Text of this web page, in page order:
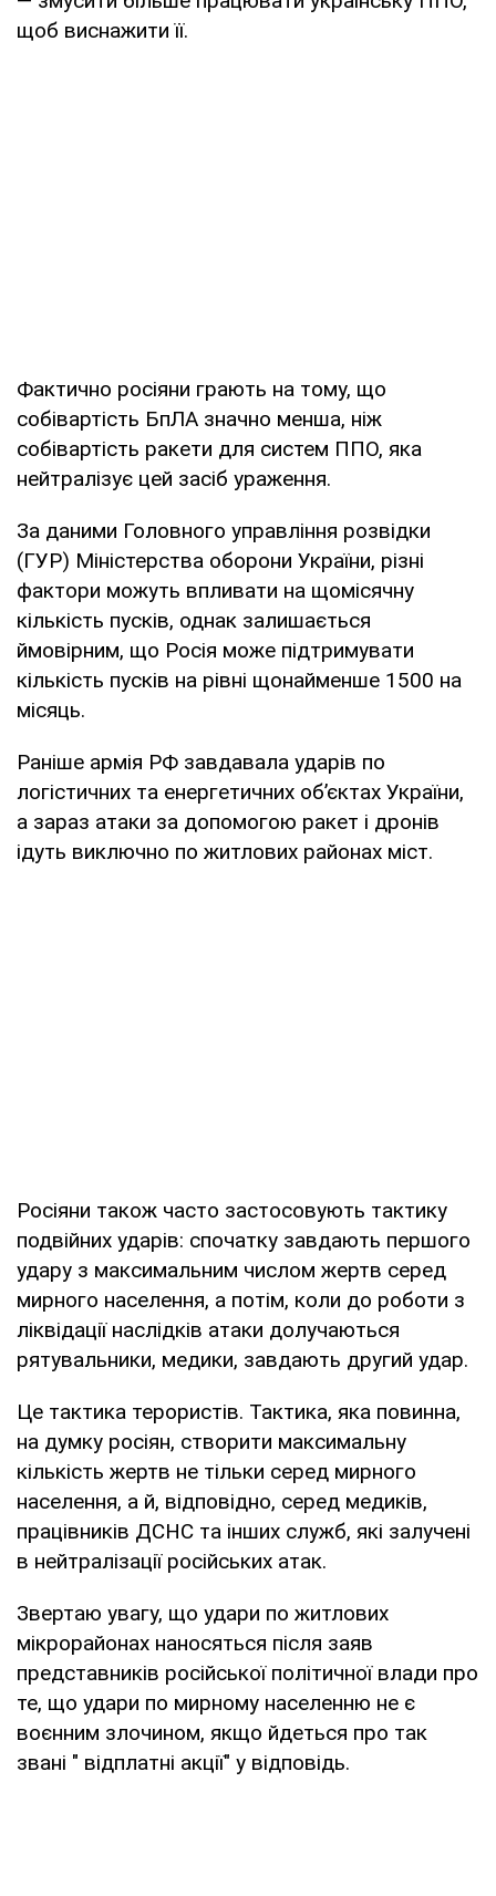
щоб виснажити її.
Фактично росіяни грають на тому, що
собівартість БпЛА значно менша, ніж
собівартість ракети для систем ППО, яка
нейтралізує цей засіб ураження.
За даними Головного управління розвідки
(ГУР) Міністерства оборони України, різні
фактори можуть впливати на щомісячну
кількість пусків, однак залишається
ймовірним, що Росія може підтримувати
кількість пусків на рівні щонайменше 1500 на
місяць.
Раніше армія РФ завдавала ударів по
логістичних та енергетичних об’єктах України,
а зараз атаки за допомогою ракет і дронів
ідуть виключно по житлових районах міст.
Росіяни також часто застосовують тактику
подвійних ударів: спочатку завдають першого
удару з максимальним числом жертв серед
мирного населення, а потім, коли до роботи з
ліквідації наслідків атаки долучаються
рятувальники, медики, завдають другий удар.
Це тактика терористів. Тактика, яка повинна,
на думку росіян, створити максимальну
кількість жертв не тільки серед мирного
населення, а й, відповідно, серед медиків,
працівників ДСНС та інших служб, які залучені
в нейтралізації російських атак.
Звертаю увагу, що удари по житлових
мікрорайонах наносяться після заяв
представників російської політичної влади про
те, що удари по мирному населенню не є
воєнним злочином, якщо йдеться про так
звані " відплатні акції" у відповідь.